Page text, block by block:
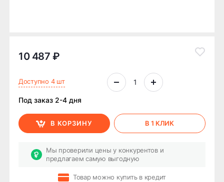
10 487 ₽
Доступно 4 шт
Под заказ 2-4 дня
В КОРЗИНУ В 1 КЛИК
Мы проверили цены у конкурентов и
предлагаем самую выгодную
Товар можно купить в кредит